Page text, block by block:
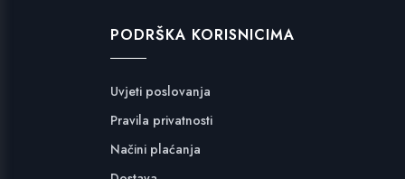
PODRŠKA KORISNICIMA
Uvjeti poslovanja
Pravila privatnosti
Načini plaćanja